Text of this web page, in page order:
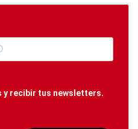
y recibir tus newsletters.